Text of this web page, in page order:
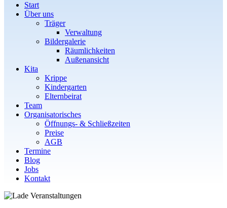
Start
Über uns
Träger
Verwaltung
Bildergalerie
Räumlichkeiten
Außenansicht
Kita
Krippe
Kindergarten
Elternbeirat
Team
Organisatorisches
Öffnungs- & Schließzeiten
Preise
AGB
Termine
Blog
Jobs
Kontakt